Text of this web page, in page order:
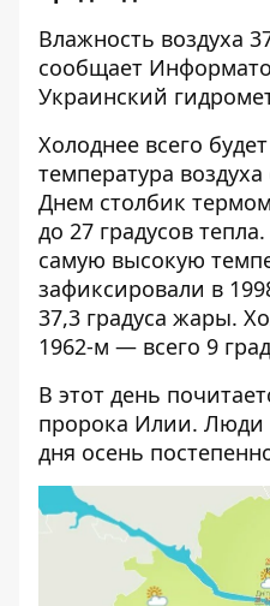
Влажность воздуха
сообщает
Украинский
Холоднее всего
температура воздуха
Днем столбик
до 27 градусов
самую высокую
зафиксировали в
37,3 градуса жары.
1962-м — всего 9
В этот день
пророка Илии. Люди
дня осень